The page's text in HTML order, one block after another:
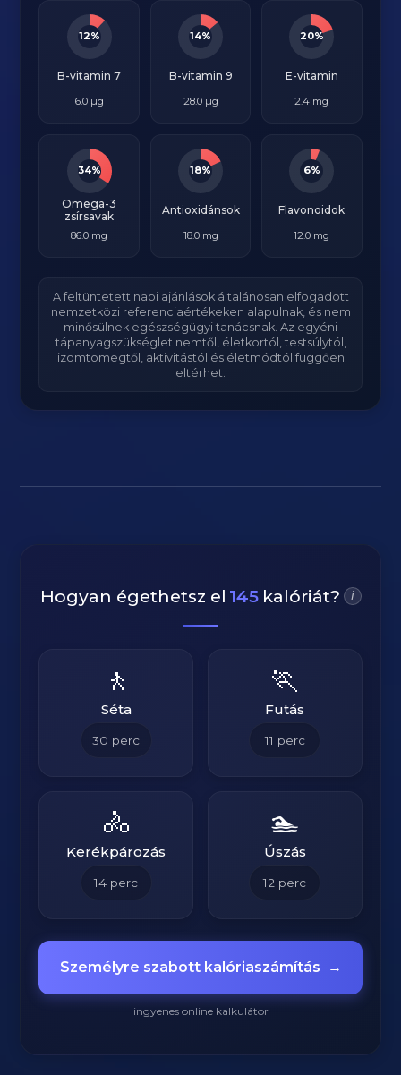
12%
B-vitamin 7
6.0 µg
14%
B-vitamin 9
28.0 µg
20%
E-vitamin
2.4 mg
34%
Omega-3
zsírsavak
86.0 mg
18%
Antioxidánsok
18.0 mg
6%
Flavonoidok
12.0 mg
A feltüntetett napi ajánlások általánosan elfogadott
nemzetközi referenciaértékeken alapulnak, és nem
minősülnek egészségügyi tanácsnak. Az egyéni
tápanyagszükséglet nemtől, életkortól, testsúlytól,
izomtömegtől, aktivitástól és életmódtól függően
eltérhet.
Hogyan égethetsz el 145 kalóriát? i
🚶
Séta
30 perc
🏃
Futás
11 perc
🚴
Kerékpározás
14 perc
🏊
Úszás
12 perc
Személyre szabott kalóriaszámítás →
ingyenes online kalkulátor